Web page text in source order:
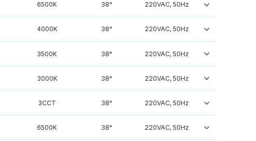
6500K 38° 220VAC, 50Hz
4000K 38° 220VAC, 50Hz
3500K 38° 220VAC, 50Hz
3000K 38° 220VAC, 50Hz
3CCT 38° 220VAC, 50Hz
6500K 38° 220VAC, 50Hz